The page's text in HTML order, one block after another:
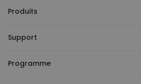
Produits
Support
Programme